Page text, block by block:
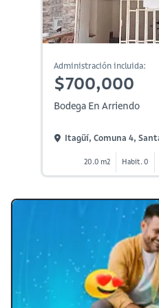
Administración incluida:
$700,000
Bodega En Arriendo
Itagüí, Comuna 4,
20.0 m2 Habit. 0